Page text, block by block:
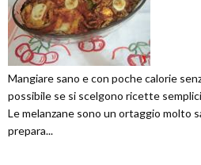
Mangiare sano e con poche calorie
possibile se si scelgono ricette
Le melanzane sono un ortaggio molto
prepara...